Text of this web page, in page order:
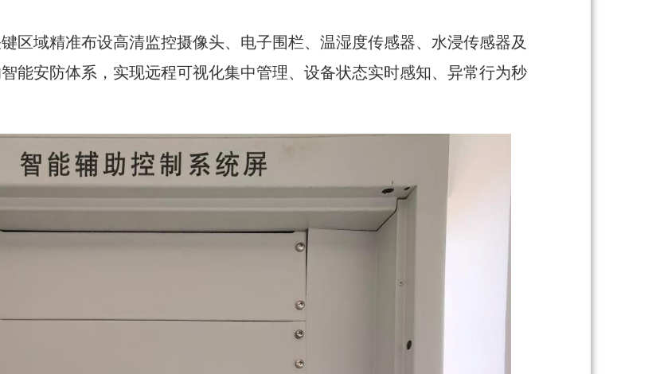
区域精准布设高清监控摄像头、电子围栏、温湿度传感器、水浸传感器及
能安防体系，实现远程可视化集中管理、设备状态实时感知、异常行为秒